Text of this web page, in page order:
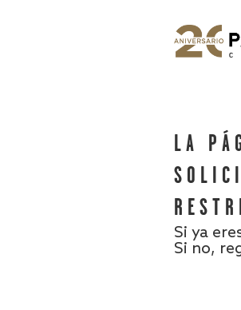
LA
Si ya
Si no,